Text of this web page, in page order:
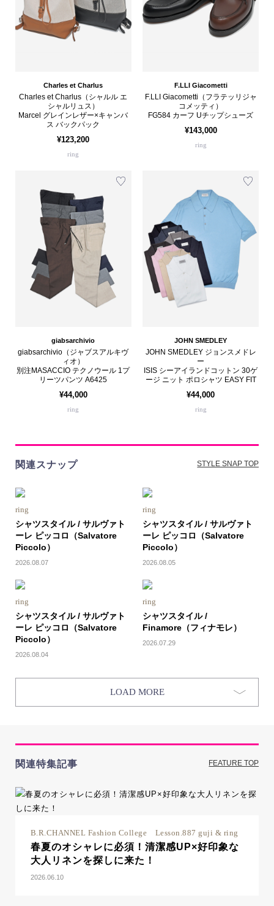
Charles et Charlus
Charles et Charlus（シャルル エ
シャルリュス）
Marcel グレインレザー×キャンバ
ス バックパック
¥123,200
ring
F.LLI Giacometti
F.LLI Giacometti（フラテッリジャ
コメッティ）
FG584 カーフ Uチップシューズ
¥143,000
ring
giabsarchivio
giabsarchivio（ジャブスアルキヴ
ィオ）
別注MASACCIO テクノウール 1プ
リーツパンツ A6425
¥44,000
ring
JOHN SMEDLEY
JOHN SMEDLEY ジョンスメドレ
ー
ISIS シーアイランドコットン 30ゲ
ージ ニット ポロシャツ EASY FIT
¥44,000
ring
関連スナップ STYLE SNAP TOP
ring
シャツスタイル / サルヴァト
ーレ ピッコロ（Salvatore
Piccolo）
2026.08.07
ring
シャツスタイル / サルヴァト
ーレ ピッコロ（Salvatore
Piccolo）
2026.08.05
ring
シャツスタイル / サルヴァト
ーレ ピッコロ（Salvatore
Piccolo）
2026.08.04
ring
シャツスタイル /
Finamore（フィナモレ）
2026.07.29
LOAD MORE
関連特集記事 FEATURE TOP
B.R.CHANNEL Fashion College Lesson.887 guji & ring
春夏のオシャレに必須！清潔感UP×好印象な
大人リネンを探しに来た！
2026.06.10